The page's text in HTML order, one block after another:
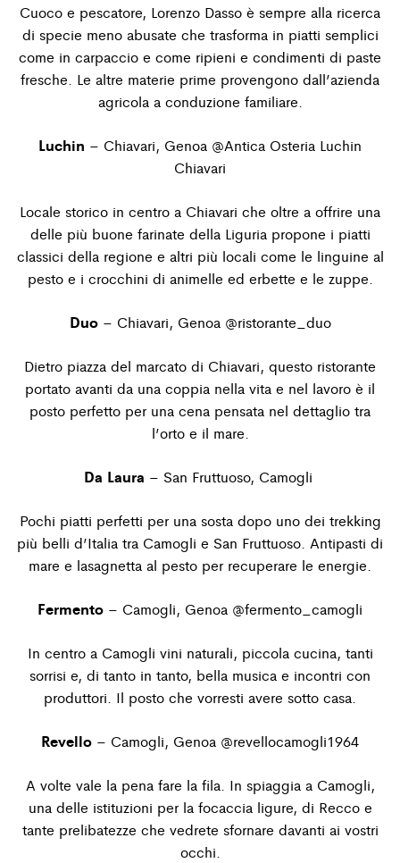
Cuoco e pescatore, Lorenzo Dasso è sempre alla ricerca
di specie meno abusate che trasforma in piatti semplici
come in carpaccio e come ripieni e condimenti di paste
fresche. Le altre materie prime provengono dall’azienda
agricola a conduzione familiare.
Luchin – Chiavari, Genoa @Antica Osteria Luchin
Chiavari
Locale storico in centro a Chiavari che oltre a offrire una
delle più buone farinate della Liguria propone i piatti
classici della regione e altri più locali come le linguine al
pesto e i crocchini di animelle ed erbette e le zuppe.
Duo– Chiavari, Genoa @ristorante_duo
Dietro piazza del marcato di Chiavari, questo ristorante
portato avanti da una coppia nella vita e nel lavoro è il
posto perfetto per una cena pensata nel dettaglio tra
l’orto e il mare.
Da Laura – San Fruttuoso, Camogli
Pochi piatti perfetti per una sosta dopo uno dei trekking
più belli d’Italia tra Camogli e San Fruttuoso. Antipasti di
mare e lasagnetta al pesto per recuperare le energie.
Fermento – Camogli, Genoa @fermento_camogli
In centro a Camogli vini naturali, piccola cucina, tanti
sorrisi e, di tanto in tanto, bella musica e incontri con
produttori. Il posto che vorresti avere sotto casa.
Revello – Camogli, Genoa @revellocamogli1964
A volte vale la pena fare la fila. In spiaggia a Camogli,
una delle istituzioni per la focaccia ligure, di Recco e
tante prelibatezze che vedrete sfornare davanti ai vostri
occhi.